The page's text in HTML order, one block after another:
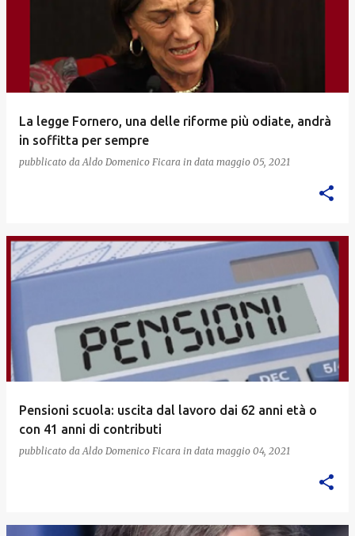
La legge Fornero, una delle riforme più odiate, andrà
in soffitta per sempre
pubblicato da Aldo Domenico Ficara in data maggio 05, 2021
Pensioni scuola: uscita dal lavoro dai 62 anni età o
con 41 anni di contributi
pubblicato da Aldo Domenico Ficara in data maggio 04, 2021